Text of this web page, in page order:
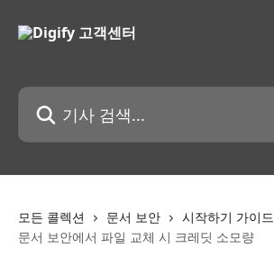
기사 검색...
모든 콜렉션 문서 보안
시작하기 가이드
문서 보안에서 파일 교체 시 크레딧 소모량